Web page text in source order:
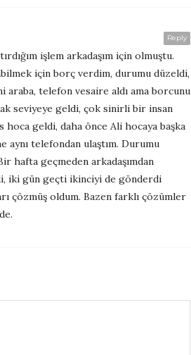
Reply
işlem arkadaşım için olmuştu.
için borç verdim, durumu düzeldi,
araba, telefon vesaire aldı ama borcunu
seviyeye geldi, çok sinirli bir insan
hoca geldi, daha önce Ali hocaya başka
aynı telefondan ulaştım. Durumu
hafta geçmeden arkadaşımdan
iki gün geçti ikinciyi de gönderdi
çözmüş oldum. Bazen farklı çözümler